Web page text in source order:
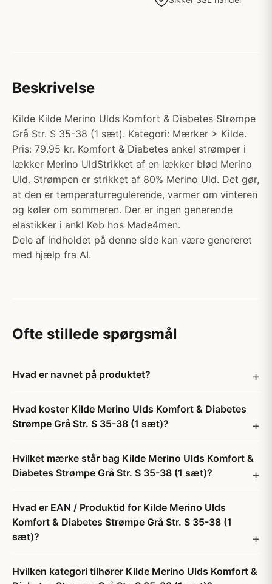
Beskrivelse
Kilde Kilde Merino Ulds Komfort & Diabetes Strømpe
Grå Str. S 35-38 (1 sæt). Kategori: Mærker > Kilde.
Pris: 79.95 kr. Komfort & Diabetes ankel strømper i
lækker Merino UldStrikket af en lækker blød Merino
Uld. Strømpen er strikket af 80% Merino Uld. Det gør,
at den er temperaturregulerende, varmer om vinteren
og køler om sommeren. Der er ingen generende
elastikker i ankl Køb hos Made4men.
Dele af indholdet på denne side kan være genereret
med hjælp fra AI.
Ofte stillede spørgsmål
Hvad er navnet på produktet?
Hvad koster Kilde Merino Ulds Komfort & Diabetes
Strømpe Grå Str. S 35-38 (1 sæt)?
Hvilket mærke står bag Kilde Merino Ulds Komfort &
Diabetes Strømpe Grå Str. S 35-38 (1 sæt)?
Hvad er EAN / Produktid for Kilde Merino Ulds
Komfort & Diabetes Strømpe Grå Str. S 35-38 (1
sæt)?
Hvilken kategori tilhører Kilde Merino Ulds Komfort &